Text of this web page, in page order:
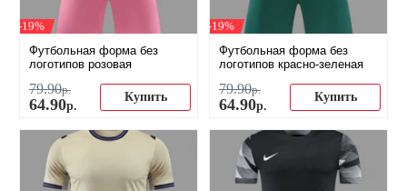
-19%
Футбольная форма без
логотипов розовая
79.90р.
64.90р.
Купить
-19%
Футбольная форма без
логотипов красно-зеленая
79.90р.
64.90р.
Купить